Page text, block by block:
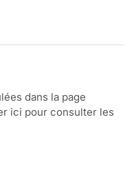
dans la page
ici pour consulter les